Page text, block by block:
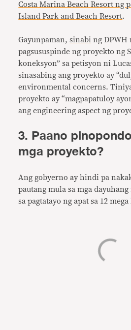
Costa Marina Beach Resort ng
Island Park and Beach Resort.
Gayunpaman,sinabi ng DPWH
pagsususpinde ng proyekto ng
koneksyon” sa petisyon ni
sinasabing ang proyekto ay
environmental concerns.
proyekto ay “magpapatuloy
ang engineering aspect ng
3. Paano
mga proyekto?
Ang gobyerno ay hindi pa
pautang mula sa mga
sa pagtatayo ng apat sa 12